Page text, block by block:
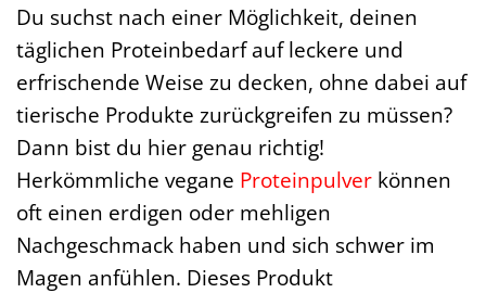
Du suchst nach einer Möglichkeit, deinen
täglichen Proteinbedarf auf leckere und
erfrischende Weise zu decken, ohne dabei auf
tierische Produkte zurückgreifen zu müssen?
Dann bist du hier genau richtig!
Herkömmliche vegane Proteinpulver können
oft einen erdigen oder mehligen
Nachgeschmack haben und sich schwer im
Magen anfühlen. Dieses Produkt